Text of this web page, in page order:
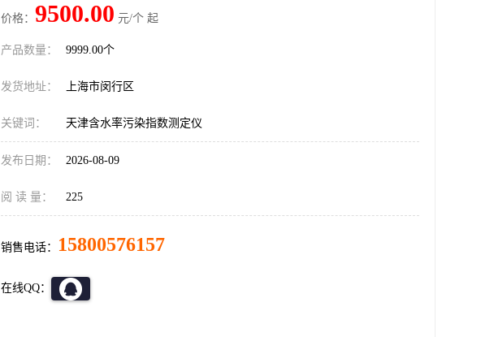
价格： 9500.00 元/个 起
产品数量： 9999.00个
发货地址： 上海市闵行区
关键词： 天津含水率污染指数测定仪
发布日期： 2026-08-09
阅 读 量： 225
销售电话： 15800576157
在线QQ：